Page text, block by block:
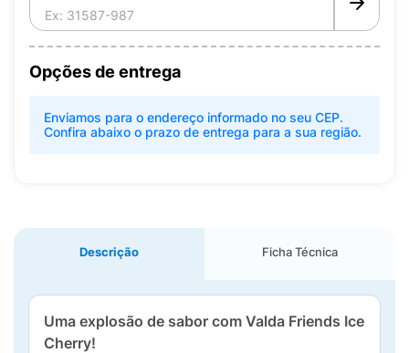
Opções de entrega
Enviamos para o endereço informado no seu CEP.
Confira abaixo o prazo de entrega para a sua região.
Descrição Ficha Técnica
Uma explosão de sabor com Valda Friends Ice
Cherry!